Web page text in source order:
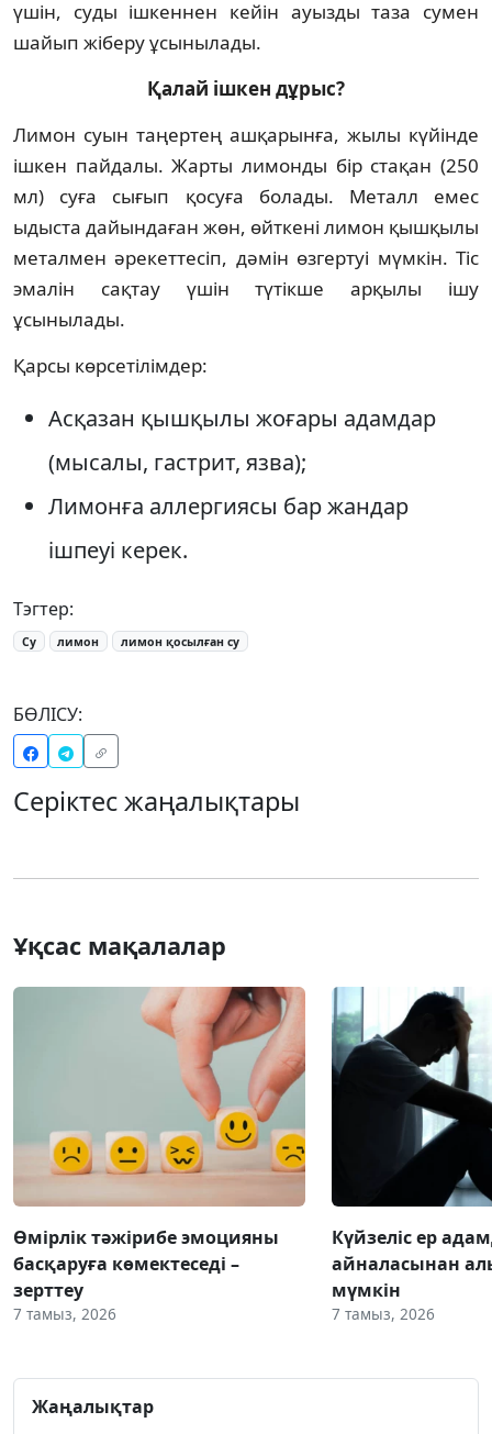
үшін, суды ішкеннен кейін ауызды таза сумен
шайып жіберу ұсынылады.
Қалай ішкен дұрыс?
Лимон суын таңертең ашқарынға, жылы күйінде
ішкен пайдалы. Жарты лимонды бір стақан (250
мл) суға сығып қосуға болады. Металл емес
ыдыста дайындаған жөн, өйткені лимон қышқылы
металмен әрекеттесіп, дәмін өзгертуі мүмкін. Тіс
эмалін сақтау үшін түтікше арқылы ішу
ұсынылады.
Қарсы көрсетілімдер:
Асқазан қышқылы жоғары адамдар
(мысалы, гастрит, язва);
Лимонға аллергиясы бар жандар
ішпеуі керек.
Тэгтер:
Су лимон лимон қосылған су
БӨЛІСУ:
Серіктес жаңалықтары
Ұқсас мақалалар
Өмірлік тәжірибе эмоцияны
басқаруға көмектеседі –
зерттеу
7 тамыз, 2026
Күйзеліс ер
айналасынан
мүмкін
7 тамыз, 2026
Жаңалықтар